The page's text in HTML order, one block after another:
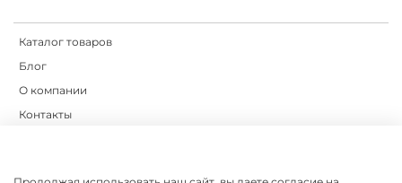
Каталог товаров
Блог
О компании
Контакты